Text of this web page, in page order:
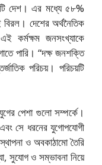
দেশ। এর মধ্যে ৫৮%
বিরল। দেশের অর্থনৈতিক
কর্মক্ষম জনসংখ্যাকে
পারি। “দক্ষ জনশক্তি
পরিচয়। পরিচয়টি
পেশা গুলো সম্পর্কে।
সে ধরনের যুগোপযোগী
ও অবকাঠামো তৈরি
সুযোগ ও সম্ভাবনা নিয়ে